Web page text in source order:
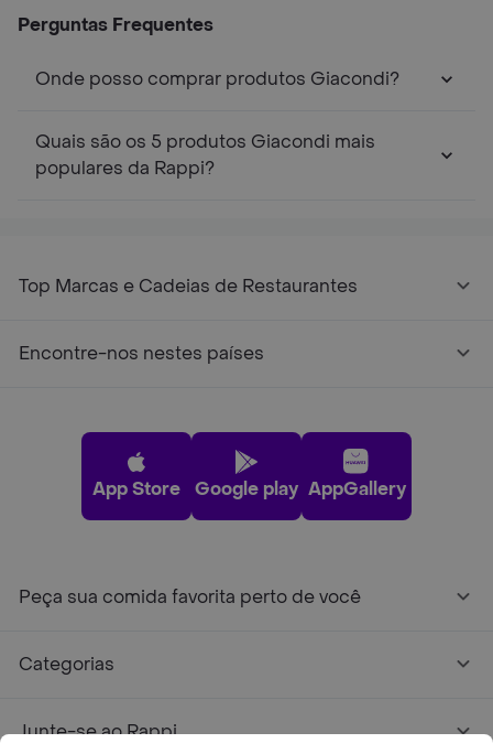
Perguntas Frequentes
Onde posso comprar produtos Giacondi?
Quais são os 5 produtos Giacondi mais
populares da Rappi?
Top Marcas e Cadeias de Restaurantes
Encontre-nos nestes países
App Store Google play AppGallery
Peça sua comida favorita perto de você
Categorias
Junte-se ao Rappi